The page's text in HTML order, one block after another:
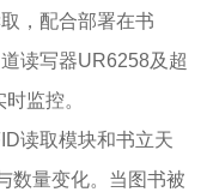
，配合部署在书
读写器UR6258及超
时监控。
读取模块和书立天
数量变化。当图书被